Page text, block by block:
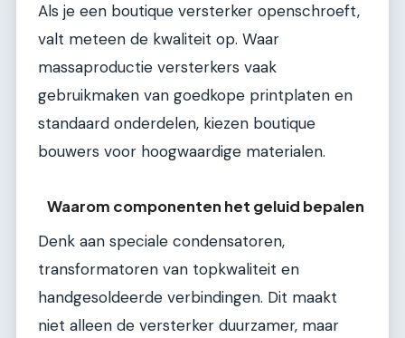
Als je een boutique versterker openschroeft,
valt meteen de kwaliteit op. Waar
massaproductie versterkers vaak
gebruikmaken van goedkope printplaten en
standaard onderdelen, kiezen boutique
bouwers voor hoogwaardige materialen.
Waarom componenten het geluid bepalen
Denk aan speciale condensatoren,
transformatoren van topkwaliteit en
handgesoldeerde verbindingen. Dit maakt
niet alleen de versterker duurzamer, maar